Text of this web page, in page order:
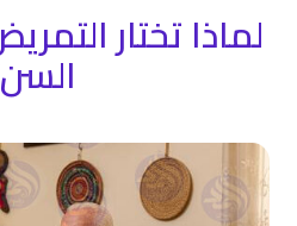
لماذا تختار